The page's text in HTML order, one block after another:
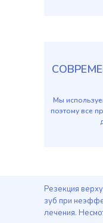
Мы
поэтому все
Резекция
зуб при
лечения.